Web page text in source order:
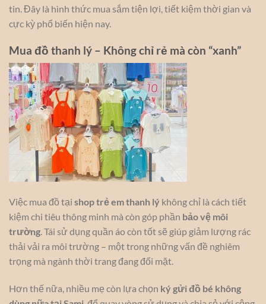
tin. Đây là hình thức mua sắm tiện lợi, tiết kiệm thời gian và
cực kỳ phổ biến hiện nay.
Mua đồ thanh lý – Không chỉ rẻ mà còn “xanh”
Việc mua đồ tại shop trẻ em thanh lý không chỉ là cách tiết
kiệm chi tiêu thông minh mà còn góp phần bảo vệ môi
trường. Tái sử dụng quần áo còn tốt sẽ giúp giảm lượng rác
thải vải ra môi trường – một trong những vấn đề nghiêm
trọng mà ngành thời trang đang đối mặt.
Hơn thế nữa, nhiều mẹ còn lựa chọn ký gửi đồ bé không